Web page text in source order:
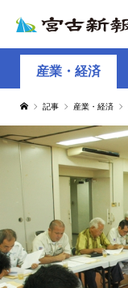
産業・経済
記事 産業・経済